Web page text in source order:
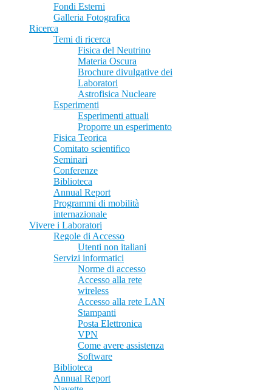
Fondi Esterni
Galleria Fotografica
Ricerca
Temi di ricerca
Fisica del Neutrino
Materia Oscura
Brochure divulgative dei
Laboratori
Astrofisica Nucleare
Esperimenti
Esperimenti attuali
Proporre un esperimento
Fisica Teorica
Comitato scientifico
Seminari
Conferenze
Biblioteca
Annual Report
Programmi di mobilità
internazionale
Vivere i Laboratori
Regole di Accesso
Utenti non italiani
Servizi informatici
Norme di accesso
Accesso alla rete
wireless
Accesso alla rete LAN
Stampanti
Posta Elettronica
VPN
Come avere assistenza
Software
Biblioteca
Annual Report